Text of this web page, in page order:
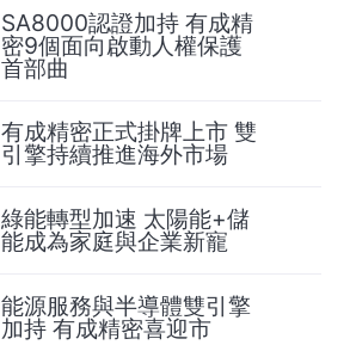
SA8000認證加持 有成精
密9個面向啟動人權保護
首部曲
有成精密正式掛牌上市 雙
引擎持續推進海外市場
綠能轉型加速 太陽能+儲
能成為家庭與企業新寵
能源服務與半導體雙引擎
加持 有成精密喜迎市